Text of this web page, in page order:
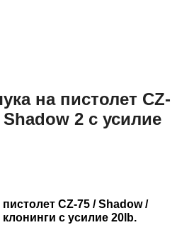
на пистолет CZ-
2 с усилие
CZ-75 / Shadow /
с усилие 20lb.